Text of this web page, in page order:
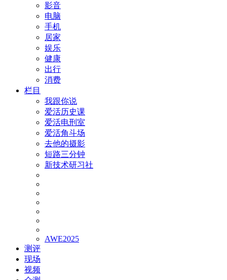
影音
电脑
手机
居家
娱乐
健康
出行
消费
栏目
我跟你说
爱活历史课
爱活电刑室
爱活角斗场
去他的摄影
短路三分钟
新技术研习社
AWE2025
测评
现场
视频